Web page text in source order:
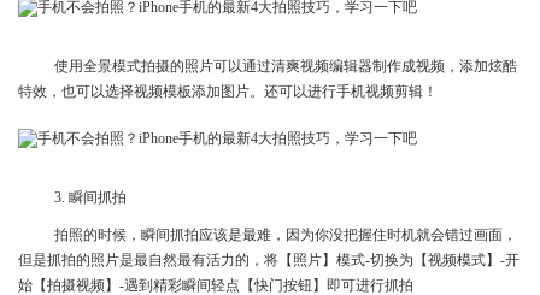
使用全景模式拍摄的照片可以通过清爽视频编辑器制作成视频，添加炫酷
特效，也可以选择视频模板添加图片。还可以进行手机视频剪辑！
3. 瞬间抓拍
拍照的时候，瞬间抓拍应该是最难，因为你没把握住时机就会错过画面，
但是抓拍的照片是最自然最有活力的，将【照片】模式-切换为【视频模式】-开
始【拍摄视频】-遇到精彩瞬间轻点【快门按钮】即可进行抓拍